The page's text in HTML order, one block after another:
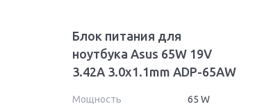
Блок питания для
ноутбука Asus 65W 19V
3.42A 3.0x1.1mm ADP-65AW
Мощность
65 W